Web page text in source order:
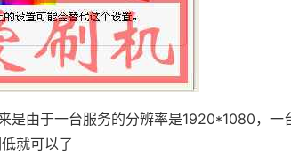
是由于一台服务的分辨率是1920*1080，
就可以了